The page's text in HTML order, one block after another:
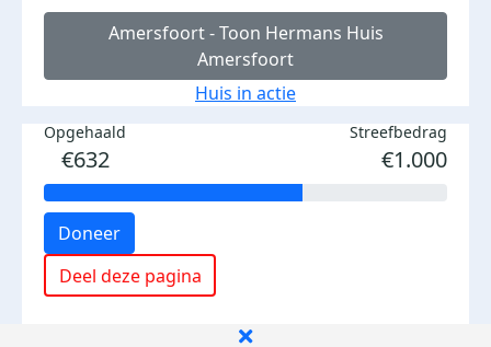
Amersfoort - Toon Hermans Huis
Amersfoort
Huis in actie
Opgehaald
€632
Streefbedrag
€1.000
Doneer
Deel deze pagina